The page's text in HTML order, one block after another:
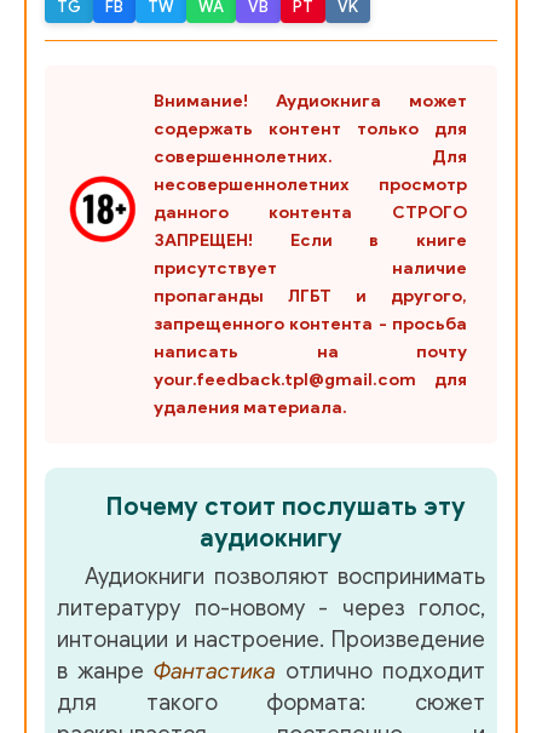
26
30
38
39
40
41
TG FB TW WA VB PT VK
Внимание! Аудиокнига может
содержать контент только для
совершеннолетних. Для
несовершеннолетних просмотр
данного контента СТРОГО
ЗАПРЕЩЕН! Если в книге
присутствует наличие
пропаганды ЛГБТ и другого,
запрещенного контента - просьба
написать на почту
your.feedback.tpl@gmail.com для
удаления материала.
Почему стоит послушать эту
аудиокнигу
Аудиокниги позволяют воспринимать
литературу по-новому - через голос,
интонации и настроение. Произведение
в жанре Фантастика отлично подходит
для такого формата: сюжет